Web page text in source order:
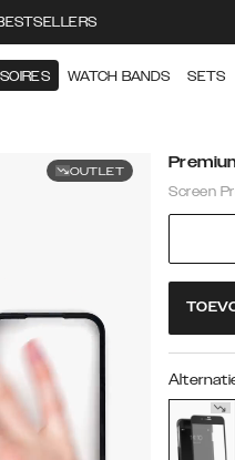
WATCH BANDS SETS
OUTLET
Screen